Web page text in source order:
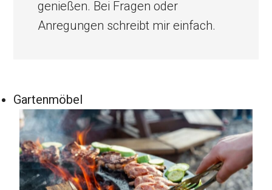
genießen. Bei Fragen oder
Anregungen schreibt mir einfach.
Gartenmöbel